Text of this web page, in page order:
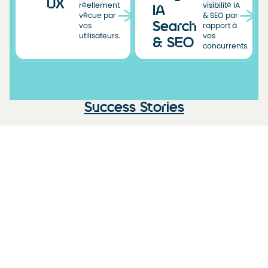
UX
réellement
vécue par
vos
utilisateurs.
IA
Search
& SEO
visibilité IA
& SEO par
rapport à
vos
concurrents.
Success Stories